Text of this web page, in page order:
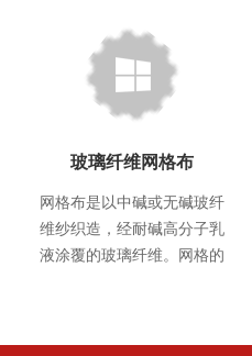
玻璃纤维网格布
网格布是以中碱或无碱玻纤
维纱织造，经耐碱高分子乳
液涂覆的玻璃纤维。网格的